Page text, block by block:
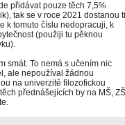
přidávat pouze těch 7,5%
tak se v roce 2021 dostanou ti
k tomuto číslu nedopracuji, k
(použiji tu pěknou
smát. To nemá s učením nic
ale nepoužíval žádnou
na univerzitě filozofickou
přednášejících by na MŠ, ZŠ